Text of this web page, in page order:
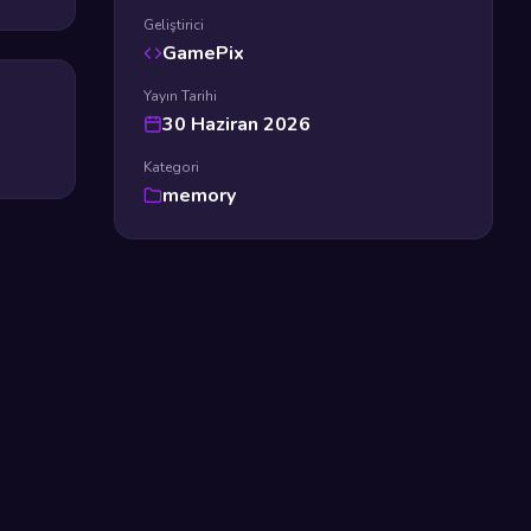
Geliştirici
GamePix
Yayın Tarihi
30 Haziran 2026
Kategori
memory